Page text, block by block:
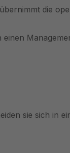
die
sie sich in